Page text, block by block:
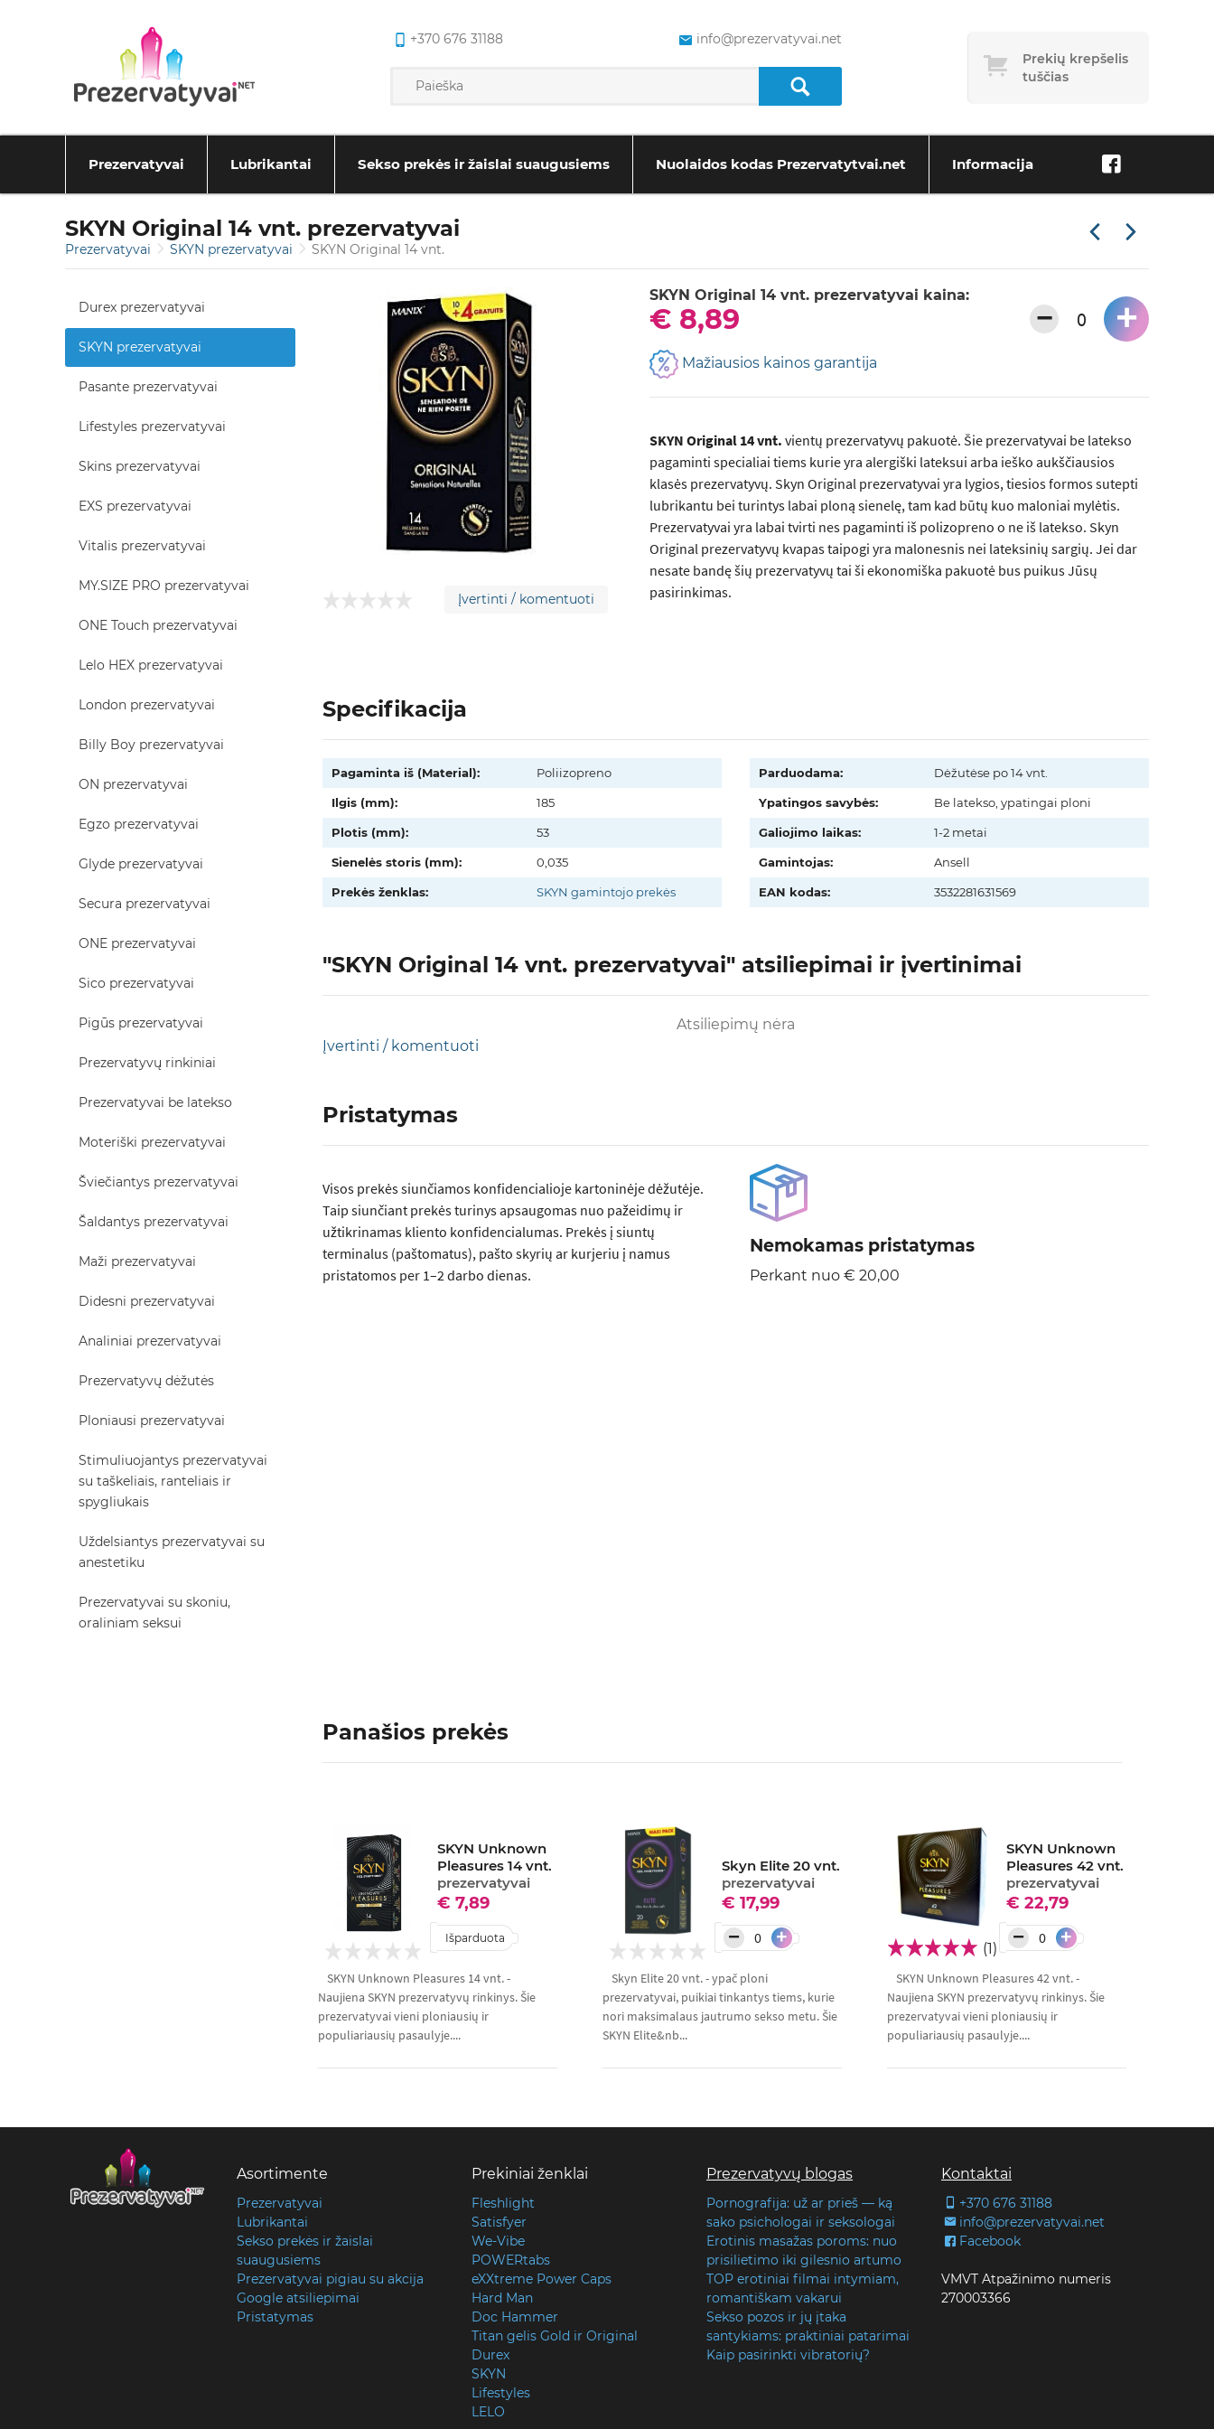
+370 676 31188
info@prezervatyvai.net
Prekių krepšelis
tuščias
Prezervatyvai Lubrikantai Sekso prekės ir žaislai suaugusiems Nuolaidos kodas Prezervatytvai.net Informacija
SKYN Original 14 vnt. prezervatyvai
Prezervatyvai SKYN prezervatyvai SKYN Original 14 vnt.
Durex prezervatyvai
SKYN prezervatyvai
Pasante prezervatyvai
Lifestyles prezervatyvai
Skins prezervatyvai
EXS prezervatyvai
Vitalis prezervatyvai
MY.SIZE PRO prezervatyvai
ONE Touch prezervatyvai
Lelo HEX prezervatyvai
London prezervatyvai
Billy Boy prezervatyvai
ON prezervatyvai
Egzo prezervatyvai
Glyde prezervatyvai
Secura prezervatyvai
ONE prezervatyvai
Sico prezervatyvai
Pigūs prezervatyvai
Prezervatyvų rinkiniai
Prezervatyvai be latekso
Moteriški prezervatyvai
Šviečiantys prezervatyvai
Šaldantys prezervatyvai
Maži prezervatyvai
Didesni prezervatyvai
Analiniai prezervatyvai
Prezervatyvų dėžutės
Ploniausi prezervatyvai
Stimuliuojantys prezervatyvai
su taškeliais, ranteliais ir
spygliukais
Uždelsiantys prezervatyvai su
anestetiku
Prezervatyvai su skoniu,
oraliniam seksui
Įvertinti / komentuoti
SKYN Original 14 vnt. prezervatyvai kaina:
€ 8,89 − +
Mažiausios kainos garantija
SKYN Original 14 vnt. vientų prezervatyvų pakuotė. Šie prezervatyvai be latekso
pagaminti specialiai tiems kurie yra alergiški lateksui arba ieško aukščiausios
klasės prezervatyvų. Skyn Original prezervatyvai yra lygios, tiesios formos sutepti
lubrikantu bei turintys labai ploną sienelę, tam kad būtų kuo maloniai mylėtis.
Prezervatyvai yra labai tvirti nes pagaminti iš polizopreno o ne iš latekso. Skyn
Original prezervatyvų kvapas taipogi yra malonesnis nei lateksinių sargių. Jei dar
nesate bandę šių prezervatyvų tai ši ekonomiška pakuotė bus puikus Jūsų
pasirinkimas.
Specifikacija
Pagaminta iš (Material): Poliizopreno
Ilgis (mm): 185
Plotis (mm): 53
Sienelės storis (mm): 0,035
Prekės ženklas: SKYN gamintojo prekės
Parduodama: Dėžutėse po 14 vnt.
Ypatingos savybės: Be latekso, ypatingai ploni
Galiojimo laikas: 1-2 metai
Gamintojas: Ansell
EAN kodas: 3532281631569
"SKYN Original 14 vnt. prezervatyvai" atsiliepimai ir įvertinimai
Atsiliepimų nėra
Įvertinti / komentuoti
Pristatymas
Visos prеkės siunčiamos konfidencialioje kartoninėje dėžutėje.
Taip siunčiant prekės turinys apsaugomas nuo pažeidimų ir
užtikrinamas kliento konfidencialumas. Prekės į siuntų
terminalus (paštomatus), pašto skyrių ar kurjeriu į namus
pristatomos per 1–2 darbo dienas.
Nemokamas pristatymas
Perkant nuo € 20,00
Panašios prekės
SKYN Unknown
Pleasures 14 vnt.
prezervatyvai
€ 7,89
Išparduota
SKYN Unknown Pleasures 14 vnt. -
Naujiena SKYN prezervatyvų rinkinys. Šie
prezervatyvai vieni ploniausių ir
populiariausių pasaulyje....
Skyn Elite 20 vnt.
prezervatyvai
€ 17,99
− +
Skyn Elite 20 vnt. - ypač ploni
prezervatyvai, puikiai tinkantys tiems, kurie
nori maksimalaus jautrumo sekso metu. Šie
SKYN Elite&nb...
(1)
SKYN Unknown
Pleasures 42 vnt.
prezervatyvai
€ 22,79
− +
SKYN Unknown Pleasures 42 vnt. -
Naujiena SKYN prezervatyvų rinkinys. Šie
prezervatyvai vieni ploniausių ir
populiariausių pasaulyje....
Asortimente
Prezervatyvai
Lubrikantai
Sekso prekės ir žaislai
suaugusiems
Prezervatyvai pigiau su akcija
Google atsiliepimai
Pristatymas
Prekiniai ženklai
Fleshlight
Satisfyer
We-Vibe
POWERtabs
eXXtreme Power Caps
Hard Man
Doc Hammer
Titan gelis Gold ir Original
Durex
SKYN
Lifestyles
LELO
Prezervatyvų blogas
Pornografija: už ar prieš — ką
sako psichologai ir seksologai
Erotinis masažas poroms: nuo
prisilietimo iki gilesnio artumo
TOP erotiniai filmai intymiam,
romantiškam vakarui
Sekso pozos ir jų įtaka
santykiams: praktiniai patarimai
Kaip pasirinkti vibratorių?
Kontaktai
+370 676 31188
info@prezervatyvai.net
Facebook
VMVT Atpažinimo numeris
270003366